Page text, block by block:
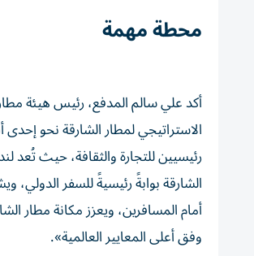
محطة مهمة
أكد علي سالم المدفع، رئيس هيئة
الاستراتيجي لمطار الشارقة نحو إحدى
رئيسيين للتجارة والثقافة، حيث تُعد
الشارقة بوابةً رئيسيةً للسفر
أمام المسافرين، ويعزز مكانة مطار
وفق أعلى المعايير العالمية».